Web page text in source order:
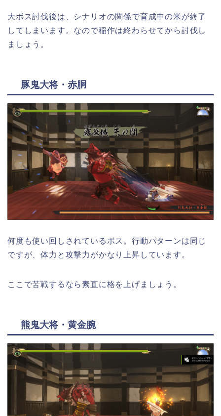
大ボス討伐後は、シナリオの関係で育成中の米が終了
してしまいます。なので稲作は終わらせてから討伐し
ましょう。
豚鬼大将・赤胴
何度も使い回しされているボス。行動パターンは同じ
ですが、体力と攻撃力がかなり上昇しています。
ここで苦戦するなら素直に格を上げましょう。
熊鬼大将・黄金腕